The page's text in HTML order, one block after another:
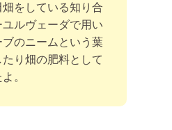
をしている知り合
ルヴェーダで用い
ブのニームという葉
たり畑の肥料として
。